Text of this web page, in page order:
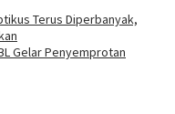
Terus Diperbanyak,
Gelar Penyemprotan